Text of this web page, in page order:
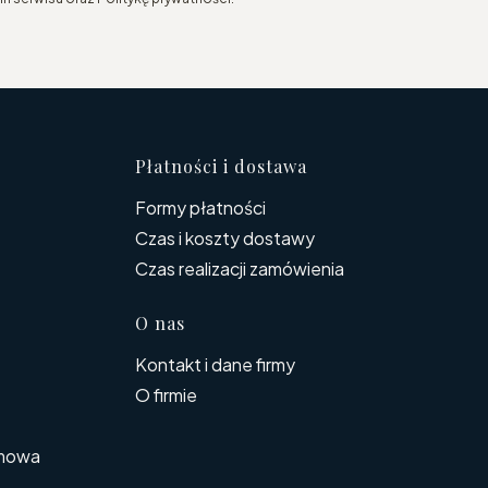
Płatności i dostawa
Formy płatności
Czas i koszty dostawy
Czas realizacji zamówienia
O nas
Kontakt i dane firmy
O firmie